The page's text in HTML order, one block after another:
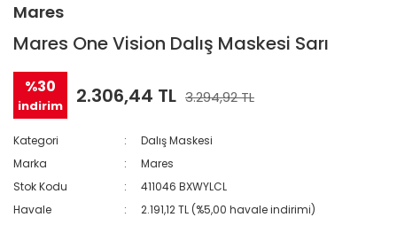
Mares
Mares One Vision Dalış Maskesi Sarı
%30
indirim 2.306,44 TL 3.294,92 TL
Kategori
Dalış Maskesi
Marka
Mares
Stok Kodu
411046 BXWYLCL
Havale
2.191,12 TL (%5,00 havale indirimi)